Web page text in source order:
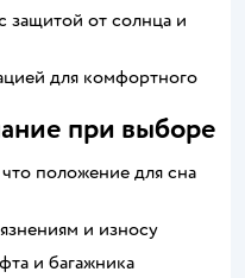
защитой от солнца и
для комфортного
при выборе
положение для сна
и износу
и багажника